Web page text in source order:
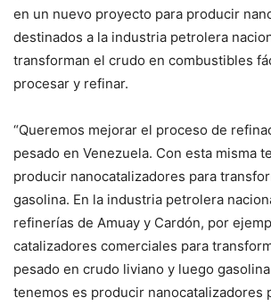
en un nuevo proyecto para producir
destinados a la industria petrolera
transforman el crudo en combustibles
procesar y refinar.
“Queremos mejorar el proceso de
pesado en Venezuela. Con esta misma
producir nanocatalizadores para
gasolina. En la industria petrolera
refinerías de Amuay y Cardón, por
catalizadores comerciales para
pesado en crudo liviano y luego
tenemos es producir nanocatalizadores